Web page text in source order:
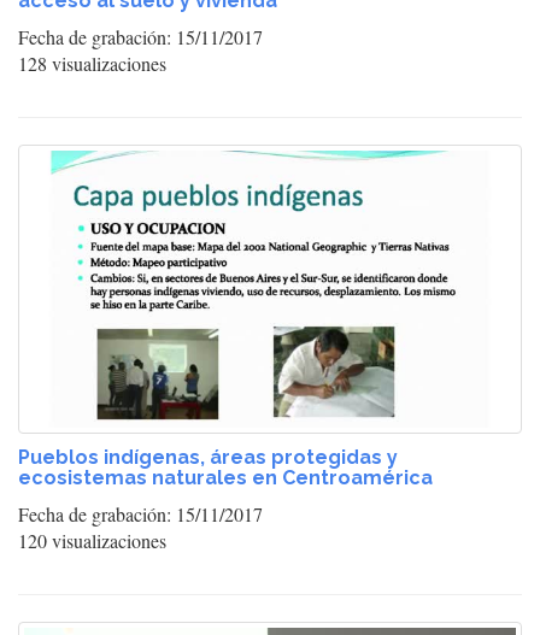
Fecha de grabación: 15/11/2017
128 visualizaciones
Pueblos indígenas, áreas protegidas y
ecosistemas naturales en Centroamérica
Fecha de grabación: 15/11/2017
120 visualizaciones